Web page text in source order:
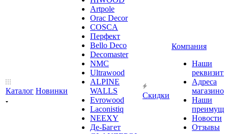
Каталог Новинки
Artpole
Orac Decor
COSCA
Перфект
Bello Deco
Decomaster
NMС
Ultrawood
ALPINE
WALLS
Evrowood
Laconistiq
NEEXY
Де-Багет
Скидки
Компания
Наши
Адреса
магазинов
Наши
Новости
Отзывы